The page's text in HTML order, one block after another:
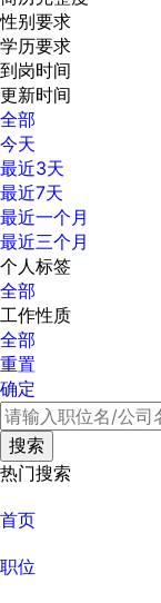
性别要求
学历要求
到岗时间
更新时间
全部
今天
最近3天
最近7天
最近一个月
最近三个月
个人标签
全部
工作性质
全部
重置
确定
热门搜索
首页
职位